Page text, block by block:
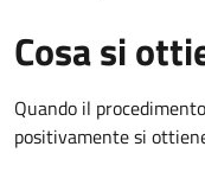
Cosa si
Quando il
positivamente si